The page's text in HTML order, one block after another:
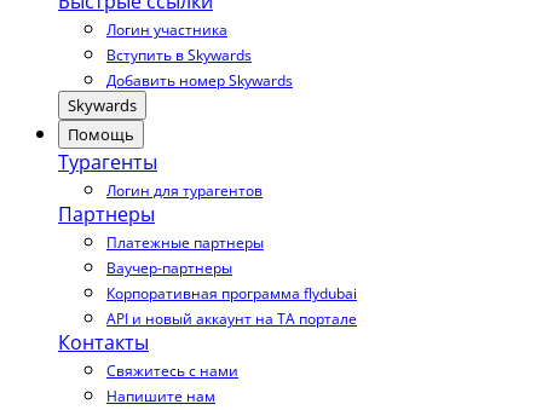
Логин участника
Вступить в Skywards
Добавить номер Skywards
Skywards
Помощь
Турагенты
Логин для турагентов
Партнеры
Платежные партнеры
Ваучер-партнеры
Корпоративная программа flydubai
API и новый аккаунт на TA портале
Контакты
Свяжитесь с нами
Напишите нам